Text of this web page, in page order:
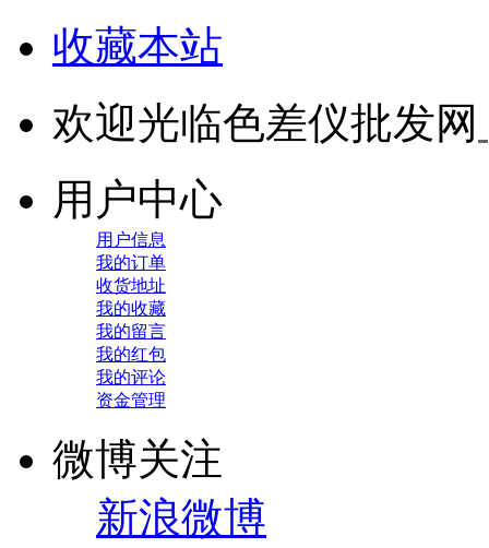
收藏本站
欢迎光临色差仪批发网
用户中心
用户信息
我的订单
收货地址
我的收藏
我的留言
我的红包
我的评论
资金管理
微博关注
新浪微博